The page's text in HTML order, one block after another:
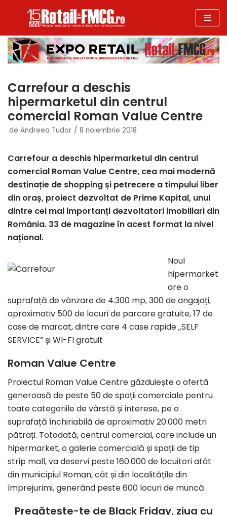
la
conținut
Carrefour a deschis
hipermarketul din centrul
comercial Roman Value Centre
de Andreea Tudor 8 noiembrie 2018
Carrefour a deschis hipermarketul din centrul
comercial Roman Value Centre, cea mai modernă
destinație de shopping și petrecere a timpului liber
din oraș, proiect dezvoltat de Prime Kapital, unul
dintre cei mai importanți dezvoltatori imobiliari din
România. 33 de magazine în acest format la nivel
național.
Noul
hipermarket
are o
suprafață de vânzare de 4.300 mp, 300 de angajați,
aproximativ 500 de locuri de parcare gratuite, 17 de
case de marcat, dintre care 4 case rapide „SELF
SERVICE” și WI-FI gratuit
Roman Value Centre
Proiectul Roman Value Centre găzduiește o ofertă
generoasă de peste 50 de spații comerciale pentru
toate categoriile de vârstă și interese, pe o
suprafață închiriabilă de aproximativ 20.000 metri
pătrați. Totodată, centrul comercial, care include un
hipermarket, o galerie comercială și spații de tip
strip mall, va deservi peste 160.000 de locuitori atât
din municipiul Roman, cât și din localitățile din
împrejurimi, generând peste 600 locuri de muncă.
Pregătește-te de Black Friday, ziua cu